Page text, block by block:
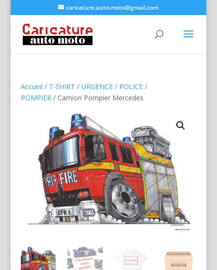
caricature.auto.moto@gmail.com
Accueil / T-SHIRT / URGENCE / POLICE /
POMPIER/ Camion Pompier Mercedes